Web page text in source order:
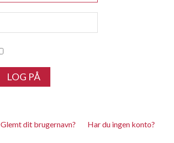
LOG PÅ
Glemt dit brugernavn? Har du ingen konto?